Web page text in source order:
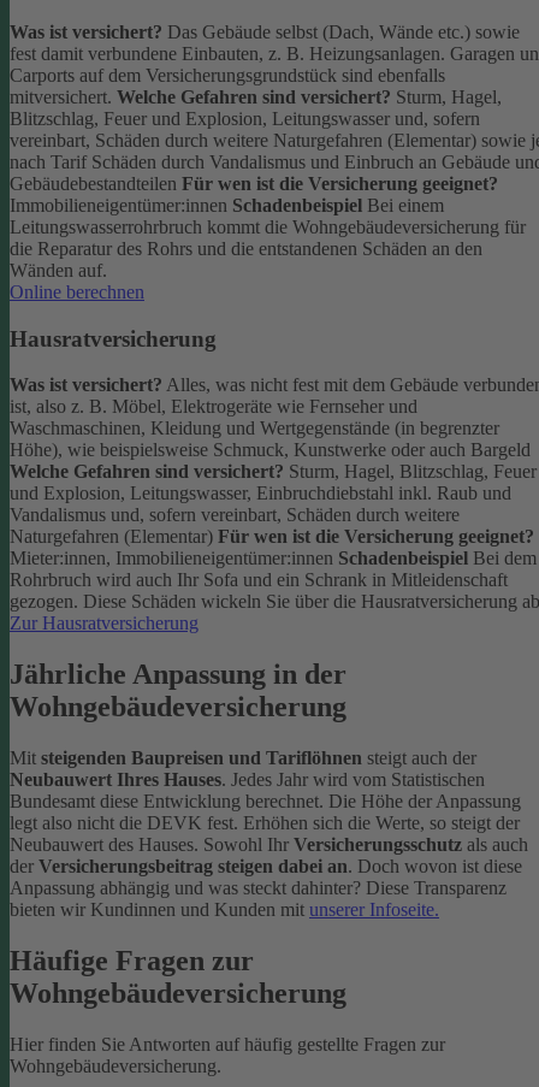
Was ist versichert? Das Gebäude selbst (Dach, Wände etc.) sowie
fest damit verbundene Einbauten, z. B. Heizungsanlagen. Garagen
Carports auf dem Versicherungsgrundstück sind ebenfalls
mitversichert. Welche Gefahren sind versichert? Sturm, Hagel,
Blitzschlag, Feuer und Explosion, Leitungswasser und, sofern
vereinbart, Schäden durch weitere Naturgefahren (Elementar) sowie
nach Tarif Schäden durch Vandalismus und Einbruch an Gebäude
Gebäudebestandteilen Für wen ist die Versicherung geeignet?
Immobilieneigentümer:innen Schadenbeispiel Bei einem
Leitungswasserrohrbruch kommt die Wohngebäudeversicherung für
die Reparatur des Rohrs und die entstandenen Schäden an den
Wänden auf.
Online berechnen
Hausratversicherung
Was ist versichert? Alles, was nicht fest mit dem Gebäude
ist, also z. B. Möbel, Elektrogeräte wie Fernseher und
Waschmaschinen, Kleidung und Wertgegenstände (in begrenzter
Höhe), wie beispielsweise Schmuck, Kunstwerke oder auch Bargeld
Welche Gefahren sind versichert? Sturm, Hagel, Blitzschlag, Feuer
und Explosion, Leitungswasser, Einbruchdiebstahl inkl. Raub und
Vandalismus und, sofern vereinbart, Schäden durch weitere
Naturgefahren (Elementar) Für wen ist die Versicherung geeignet?
Mieter:innen, Immobilieneigentümer:innen Schadenbeispiel Bei dem
Rohrbruch wird auch Ihr Sofa und ein Schrank in Mitleidenschaft
gezogen. Diese Schäden wickeln Sie über die Hausratversicherung
Zur Hausratversicherung
Jährliche Anpassung in der
Wohngebäudeversicherung
Mit steigenden Baupreisen und Tariflöhnen steigt auch der
Neubauwert Ihres Hauses. Jedes Jahr wird vom Statistischen
Bundesamt diese Entwicklung berechnet. Die Höhe der Anpassung
legt also nicht die DEVK fest. Erhöhen sich die Werte, so steigt der
Neubauwert des Hauses. Sowohl Ihr Versicherungsschutz als auch
der Versicherungsbeitrag steigen dabei an. Doch wovon ist diese
Anpassung abhängig und was steckt dahinter? Diese Transparenz
bieten wir Kundinnen und Kunden mit unserer Infoseite.
Häufige Fragen zur
Wohngebäudeversicherung
Hier finden Sie Antworten auf häufig gestellte Fragen zur
Wohngebäudeversicherung.